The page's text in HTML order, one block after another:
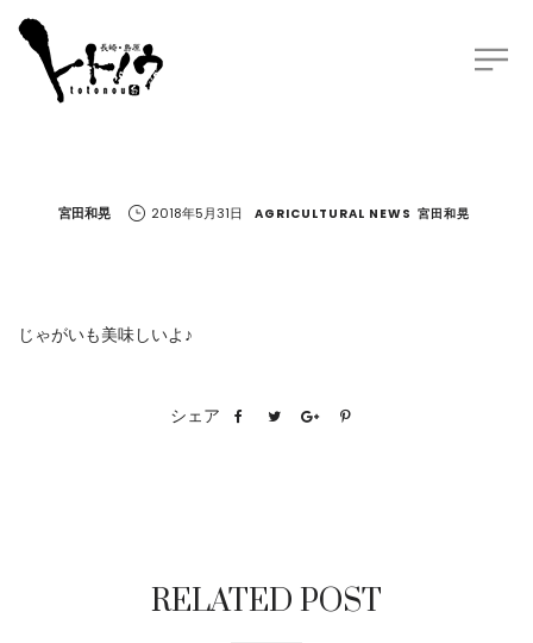
by
宮田和晃 2018年5月31日 AGRICULTURAL NEWS 宮田和晃
じゃがいも美味しいよ♪
シェア
RELATED POST